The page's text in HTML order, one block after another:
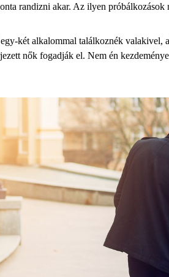
randizni akar. Az ilyen
két alkalommal találkoznék
nők fogadják el. Nem én